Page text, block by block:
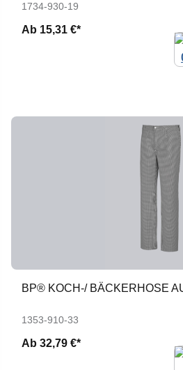
1734-930-19
Ab 15,31 €*
BP® KOCH-/ BÄCKERHOSE
1353-910-33
Ab 32,79 €*